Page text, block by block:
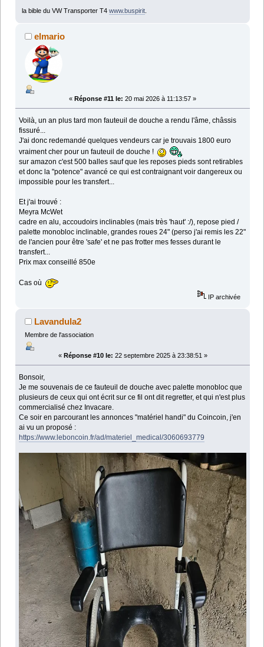
la bible du VW Transporter T4 www.buspirit.
elmario
« Réponse #11 le: 20 mai 2026 à 11:13:57 »
Voilà, un an plus tard mon fauteuil de douche a rendu l'âme, châssis
fissuré...
J'ai donc redemandé quelques vendeurs car je trouvais 1800 euro
vraiment cher pour un fauteuil de douche !
sur amazon c'est 500 balles sauf que les reposes pieds sont retirables
et donc la "potence" avancé ce qui est contraignant voir dangereux ou
impossible pour les transfert...
Et j'ai trouvé :
Meyra McWet
cadre en alu, accoudoirs inclinables (mais très 'haut' :/), repose pied /
palette monobloc inclinable, grandes roues 24" (perso j'ai remis les 22"
de l'ancien pour être 'safe' et ne pas frotter mes fesses durant le
transfert...
Prix max conseillé 850e
Cas où
IP archivée
Lavandula2
Membre de l'association
« Réponse #10 le: 22 septembre 2025 à 23:38:51 »
Bonsoir,
Je me souvenais de ce fauteuil de douche avec palette monobloc que
plusieurs de ceux qui ont écrit sur ce fil ont dit regretter, et qui n'est plus
commercialisé chez Invacare.
Ce soir en parcourant les annonces "matériel handi" du Coincoin, j'en
ai vu un proposé :
https://www.leboncoin.fr/ad/materiel_medical/3060693779